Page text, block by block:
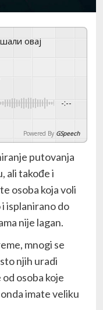
-:--
Powered By GSpeech
putovanja
ali takođe i
osoba koja voli
isplanirano do
nije lagan.
mnogi se
njih uradi
osoba koje
imate veliku